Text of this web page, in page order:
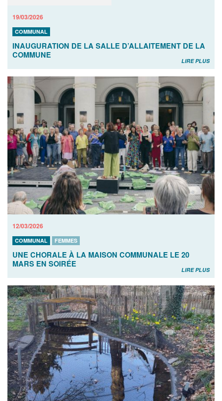
19/03/2026
COMMUNAL
INAUGURATION DE LA SALLE D’ALLAITEMENT DE LA
COMMUNE
LIRE PLUS
12/03/2026
COMMUNAL FEMMES
UNE CHORALE À LA MAISON COMMUNALE LE 20
MARS EN SOIRÉE
LIRE PLUS